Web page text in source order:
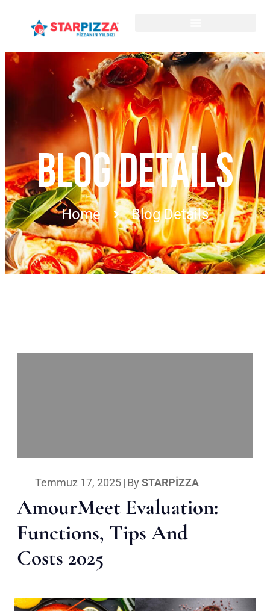
BLOG DETAILS
Home Blog Details
Temmuz 17, 2025| By STARPIZZA
AmourMeet Evaluation:
Functions, Tips And
Costs 2025